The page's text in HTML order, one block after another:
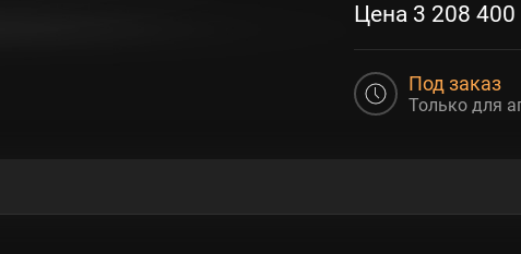
Цена 3 208 400
Под заказ
Только для